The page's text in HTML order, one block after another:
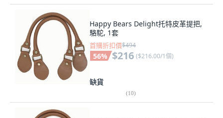
Happy Bears Delight托特皮革提把,
駱駝, 1套
首購折扣價$494
56% $216 ($216.00/1個)
缺貨
(10)